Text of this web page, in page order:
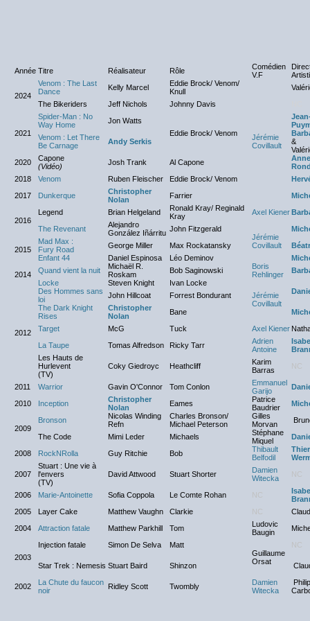
Année Titre Réalisateur Rôle
Comédien
V.F
2024
Venom : The Last
Dance
Kelly Marcel
Eddie Brock/ Venom/
Knull
Jérémie
Covillault
The Bikeriders
Jeff Nichols Johnny Davis
2021
Spider-Man : No
Way Home
Jon Watts
Eddie Brock/ Venom
Venom : Let There
Be Carnage
Andy Serkis
&
2020
Capone
(Vidéo)
Josh Trank Al Capone
Anne
2018
Venom Ruben Fleischer Eddie Brock/ Venom
2017
Dunkerque
Christopher
Nolan
Farrier
2016
Legend Brian Helgeland
Ronald Kray/ Reginald
Kray
Axel Kiener
The Revenant
Alejandro
González Iñárritu John Fitzgerald
Jérémie
Covillault
2015
Mad Max :
Fury Road
George Miller Max Rockatansky
Enfant 44
Daniel Espinosa Léo Deminov
2014
Quand vient la nuit
Michaël R.
Roskam
Bob Saginowski
Boris
Rehlinger
Locke
Steven Knight
Ivan Locke
Jérémie
Covillault
2012
Des Hommes sans
loi
John Hillcoat
Forrest Bondurant
The Dark Knight
Rises
Christopher
Nolan
Bane
Target
McG Tuck Axel Kiener
La Taupe
Tomas Alfredson Ricky Tarr
Adrien
Antoine
Les Hauts de
Hurlevent
(TV)
Coky Giedroyc Heathcliff
Karim
Barras
NC
2011 Warrior Gavin O'Connor Tom Conlon
Emmanuel
Garijo
2010
Inception
Christopher
Nolan
Eames
Patrice
Baudrier
2009
Bronson
Nicolas Winding
Refn
Charles Bronson/
Michael Peterson
Gilles
Morvan
The Code
Mimi Leder Michaels
Stéphane
Miquel
2008
RockNRolla Guy Ritchie Bob
Thibault
Belfodil
2007
Stuart : Une vie à
l'envers
(TV)
David Attwood Stuart Shorter
Damien
Witecka
NC
2006 Marie-Antoinette Sofia Coppola Le Comte Rohan NC
2005
Layer Cake Matthew Vaughn Clarkie NC
2004
Attraction fatale Matthew Parkhill Tom
Ludovic
Baugin
2003
Injection fatale Simon De Selva
Matt
Guillaume
Orsat
NC
Star Trek : Nemesis Stuart Baird Shinzon
2002
La Chute du faucon
noir
Ridley Scott Twombly
Damien
Witecka